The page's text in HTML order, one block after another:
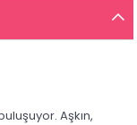
Aşkın,